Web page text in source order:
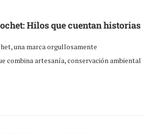
Hilos que cuentan historias
una marca orgullosamente
combina artesanía, conservación ambiental